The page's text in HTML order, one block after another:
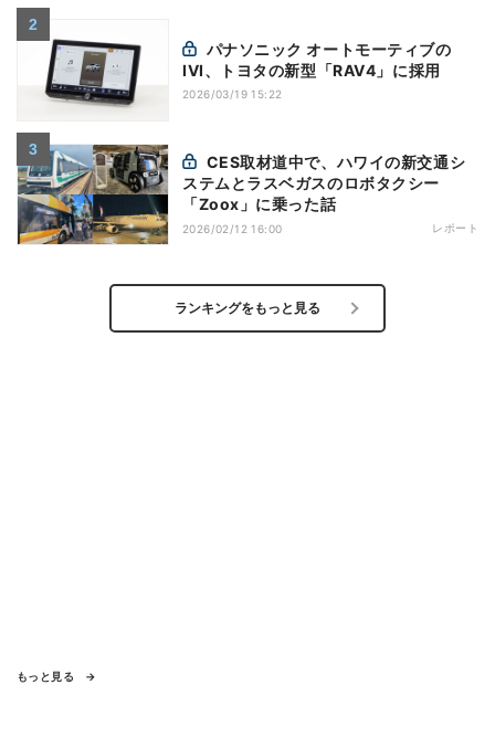
IVI、トヨタの新型「RAV4」に採用
2026/03/19 15:22
ステムとラスベガスのロボタクシー
「Zoox」に乗った話
2026/02/12 16:00 レポート
ランキングをもっと見る
もっと見る